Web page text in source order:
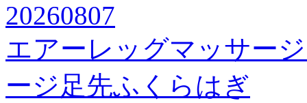
20260807
エアーレッグマッサー
ージ足先ふくらはぎ